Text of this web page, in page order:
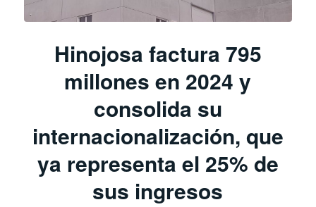
Hinojosa factura 795
millones en 2024 y
consolida su
internacionalización, que
ya representa el 25% de
sus ingresos